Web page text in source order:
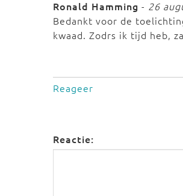
Ronald Hamming - 26
Bedankt voor de
kwaad. Zodrs ik tijd heb,
Reageer
Reactie: